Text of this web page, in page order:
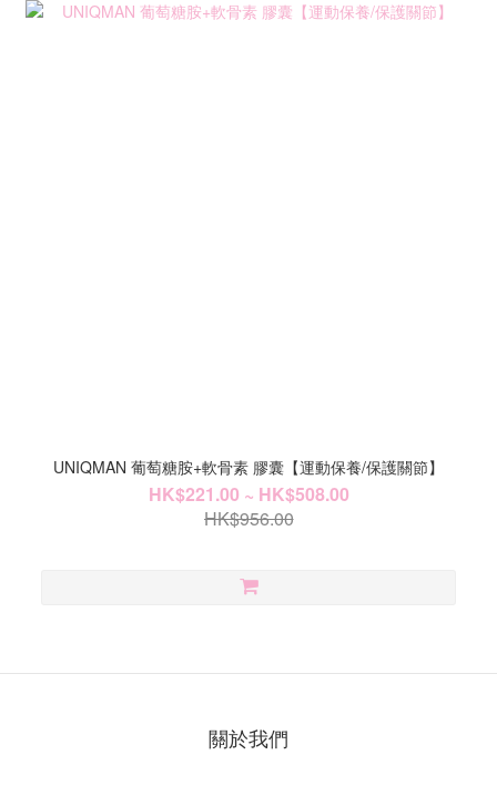
UNIQMAN 葡萄糖胺+軟骨素 膠囊【運動保養/保護關節】
HK$221.00 ~ HK$508.00
HK$956.00
關於我們